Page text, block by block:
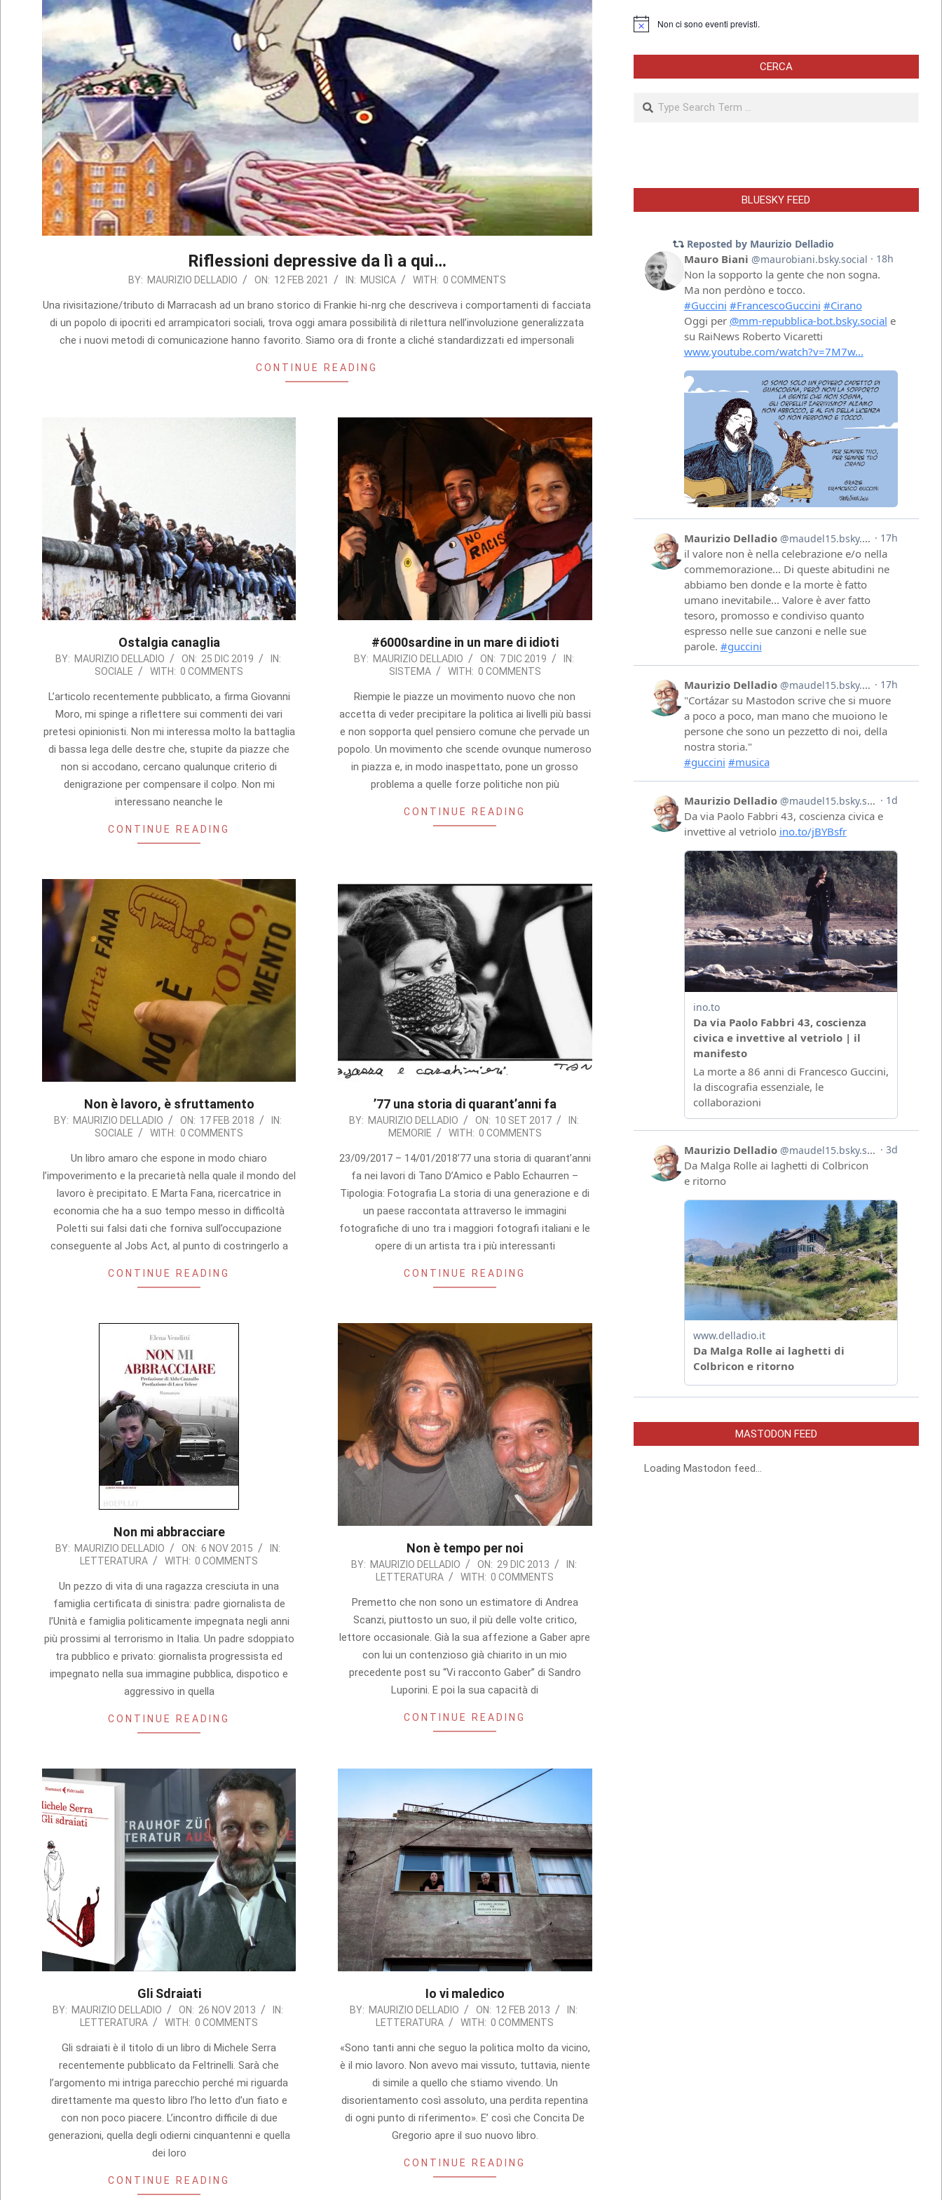
Riflessioni depressive da lì a qui…
BY: MAURIZIO DELLADIO ON: 12 FEB 2021 IN: MUSICA WITH: 0 COMMENTS
Una rivisitazione/tributo di Marracash ad un brano storico di Frankie hi-nrg che descriveva i comportamenti di facciata
di un popolo di ipocriti ed arrampicatori sociali, trova oggi amara possibilità di rilettura nell’involuzione generalizzata
che i nuovi metodi di comunicazione hanno favorito. Siamo ora di fronte a cliché standardizzati ed impersonali
CONTINUE READING
Ostalgia canaglia
2019-
25
BY: MAURIZIO DELLADIO ON: 25 DIC 2019
IN:
SOCIALE
WITH: 0 COMMENTS
L’articolo recentemente pubblicato, a firma Giovanni
Moro, mi spinge a riflettere sui commenti dei vari
pretesi opinionisti. Non mi interessa molto la battaglia
di bassa lega delle destre che, stupite da piazze che
non si accodano, cercano qualunque criterio di
denigrazione per compensare il colpo. Non mi
interessano neanche le
CONTINUE READING
#6000sardine in un mare di idioti
2019-
BY: MAURIZIO DELLADIO ON: 7 DIC 2019
IN:
SISTEMA
WITH: 0 COMMENTS
Riempie le piazze un movimento nuovo che non
accetta di veder precipitare la politica ai livelli più bassi
e non sopporta quel pensiero comune che pervade un
popolo. Un movimento che scende ovunque numeroso
in piazza e, in modo inaspettato, pone un grosso
problema a quelle forze politiche non più
CONTINUE READING
Non è lavoro, è sfruttamento
2018-
BY: MAURIZIO DELLADIO ON: 17 FEB 2018
IN:
SOCIALE
WITH: 0 COMMENTS
Un libro amaro che espone in modo chiaro
l’impoverimento e la precarietà nella quale il mondo del
lavoro è precipitato. E Marta Fana, ricercatrice in
economia che ha a suo tempo messo in difficoltà
Poletti sui falsi dati che forniva sull’occupazione
conseguente al Jobs Act, al punto di costringerlo a
CONTINUE READING
’77 una storia di quarant’anni fa
2017-
10
BY: MAURIZIO DELLADIO ON: 10 SET 2017
IN:
MEMORIE
WITH: 0 COMMENTS
23/09/2017 – 14/01/2018’77 una storia di quarant’anni
fa nei lavori di Tano D’Amico e Pablo Echaurren –
Tipologia: Fotografia La storia di una generazione e di
un paese raccontata attraverso le immagini
fotografiche di uno tra i maggiori fotografi italiani e le
opere di un artista tra i più interessanti
CONTINUE READING
Non mi abbracciare
2015-
BY: MAURIZIO DELLADIO ON: 6 NOV 2015
IN:
LETTERATURA
WITH: 0 COMMENTS
Un pezzo di vita di una ragazza cresciuta in una
famiglia certificata di sinistra: padre giornalista de
l’Unità e famiglia politicamente impegnata negli anni
più prossimi al terrorismo in Italia. Un padre sdoppiato
tra pubblico e privato: giornalista progressista ed
impegnato nella sua immagine pubblica, dispotico e
aggressivo in quella
CONTINUE READING
Non è tempo per noi
2013-
BY: MAURIZIO DELLADIO ON: 29 DIC 2013
IN:
LETTERATURA
WITH: 0 COMMENTS
Premetto che non sono un estimatore di Andrea
Scanzi, piuttosto un suo, il più delle volte critico,
lettore occasionale. Già la sua affezione a Gaber apre
con lui un contenzioso già chiarito in un mio
precedente post su “Vi racconto Gaber” di Sandro
Luporini. E poi la sua capacità di
CONTINUE READING
Gli Sdraiati
2013-
BY: MAURIZIO DELLADIO ON: 26 NOV 2013
IN:
LETTERATURA
WITH: 0 COMMENTS
Gli sdraiati è il titolo di un libro di Michele Serra
recentemente pubblicato da Feltrinelli. Sarà che
l’argomento mi intriga parecchio perché mi riguarda
direttamente ma questo libro l’ho letto d’un fiato e
con non poco piacere. L’incontro difficile di due
generazioni, quella degli odierni cinquantenni e quella
dei loro
CONTINUE READING
Io vi maledico
2013-
12
BY: MAURIZIO DELLADIO ON: 12 FEB 2013
IN:
LETTERATURA
WITH: 0 COMMENTS
«Sono tanti anni che seguo la politica molto da vicino,
è il mio lavoro. Non avevo mai vissuto, tuttavia, niente
di simile a quello che stiamo vivendo. Un
disorientamento così assoluto, una perdita repentina
di ogni punto di riferimento». E’ così che Concita De
Gregorio apre il suo nuovo libro.
CONTINUE READING
Notice Non ci sono eventi previsti.
CERCA
Search
BLUESKY FEED
MASTODON FEED
Loading Mastodon feed...